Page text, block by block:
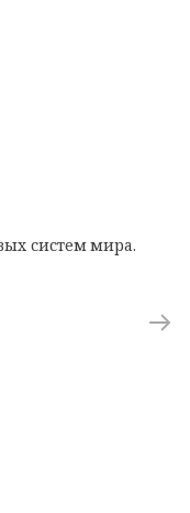
систем мира.